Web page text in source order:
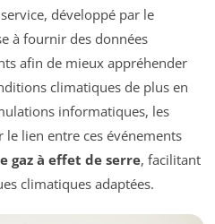
développé par le
à fournir des données
afin de mieux appréhender
climatiques de plus en
informatiques, les
lien entre ces événements
gaz à effet de serre, facilitant
climatiques adaptées.